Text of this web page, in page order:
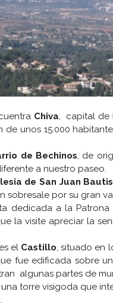
Chiva, capital de
unos 15.000
de Bechinos, de
a nuestro paseo.
de San Juan
sobresale por su gran
dedicada a la
la visite apreciar la
el Castillo, situado en
fue edificada sobre
algunas partes de
una torre visigoda que